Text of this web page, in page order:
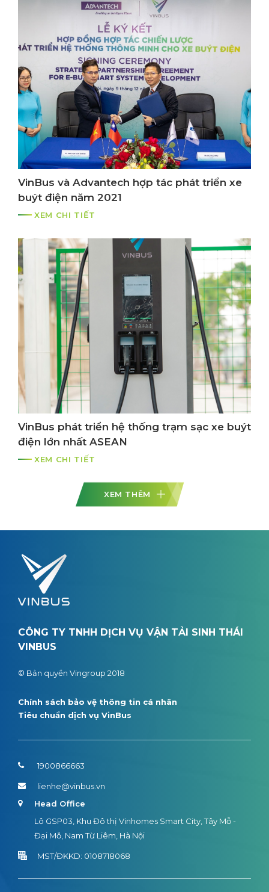
VinBus và Advantech hợp tác phát triển xe
buýt điện năm 2021
XEM CHI TIẾT
VinBus phát triển hệ thống trạm sạc xe buýt
điện lớn nhất ASEAN
XEM CHI TIẾT
XEM THÊM
CÔNG TY TNHH DỊCH VỤ VẬN TẢI SINH THÁI
VINBUS
© Bản quyền Vingroup 2018
Chính sách bảo vệ thông tin cá nhân
Tiêu chuẩn dịch vụ VinBus
1900866663
lienhe@vinbus.vn
Head Office
Lô GSP03, Khu Đô thị Vinhomes Smart City, Tây Mỗ -
Đại Mỗ, Nam Từ Liêm, Hà Nội
MST/ĐKKD: 0108718068